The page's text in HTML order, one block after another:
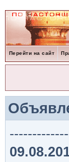
Перейти на сайт